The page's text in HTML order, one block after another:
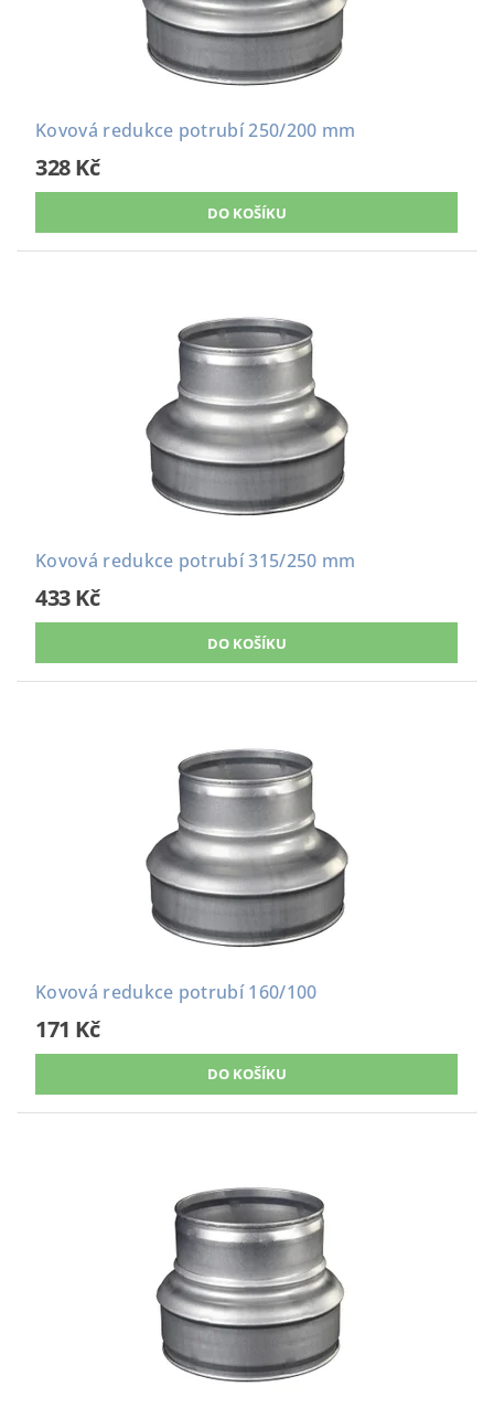
Kovová redukce potrubí 250/200 mm
328 Kč
Kovová redukce potrubí 315/250 mm
433 Kč
Kovová redukce potrubí 160/100
171 Kč